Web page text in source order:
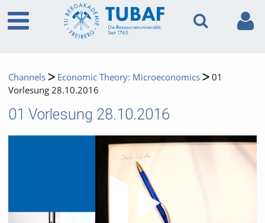
Channels Economic Theory: Microeconomics
01
Vorlesung 28.10.2016
01 Vorlesung 28.10.2016